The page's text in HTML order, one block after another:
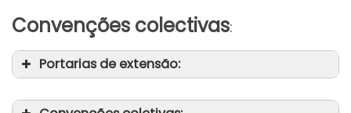
Convenções colectivas:
Portarias de extensão: